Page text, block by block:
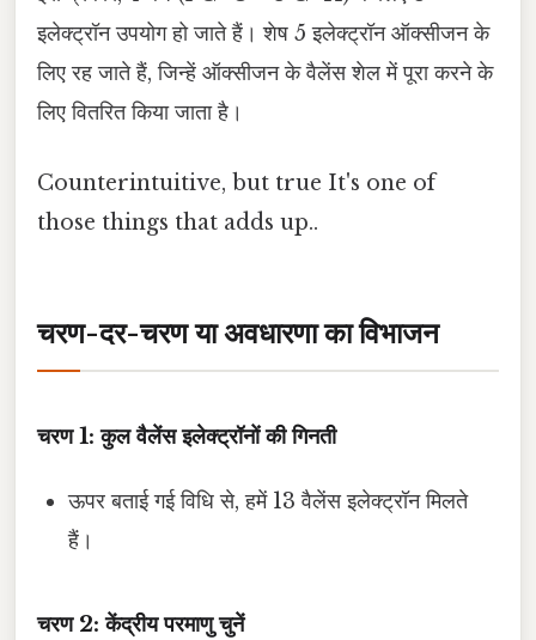
इलेक्ट्रॉन उपयोग हो जाते हैं। शेष 5 इलेक्ट्रॉन ऑक्सीजन के
लिए रह जाते हैं, जिन्हें ऑक्सीजन के वैलेंस शेल में पूरा करने के
लिए वितरित किया जाता है।
Counterintuitive, but true It's one of
those things that adds up..
चरण-दर-चरण या अवधारणा का विभाजन
चरण 1: कुल वैलेंस इलेक्ट्रॉनों की गिनती
ऊपर बताई गई विधि से, हमें 13 वैलेंस इलेक्ट्रॉन मिलते
हैं।
चरण 2: केंद्रीय परमाणु चुनें